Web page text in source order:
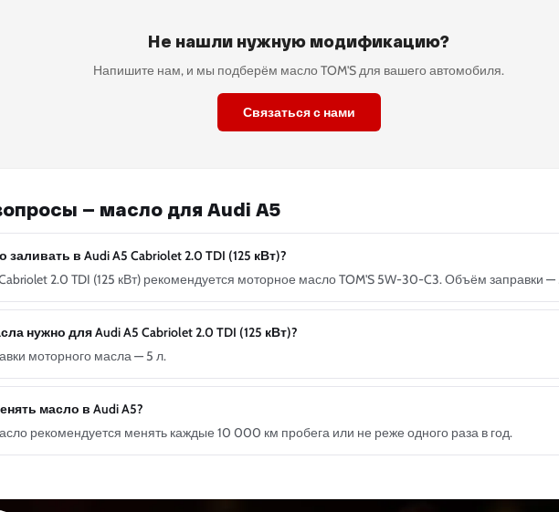
Не нашли нужную модификацию?
Напишите нам, и мы подберём масло TOM'S для вашего автомобиля.
Связаться с нами
— масло для Audi A5
заливать в Audi A5 Cabriolet 2.0 TDI (125 кВт)?
2.0 TDI (125 кВт) рекомендуется моторное масло TOM'S 5W-30-C3. Объём заправки —
нужно для Audi A5 Cabriolet 2.0 TDI (125 кВт)?
моторного масла — 5 л.
масло в Audi A5?
рекомендуется менять каждые 10 000 км пробега или не реже одного раза в год.